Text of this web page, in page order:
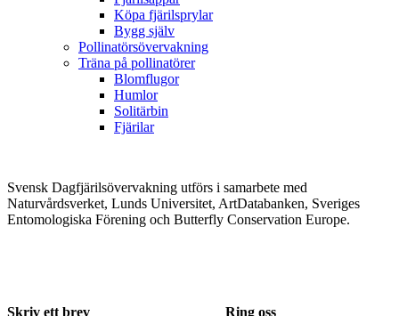
Köpa fjärilsprylar
Bygg själv
Pollinatörsövervakning
Träna på pollinatörer
Blomflugor
Humlor
Solitärbin
Fjärilar
Svensk Dagfjärilsövervakning utförs i samarbete med
Naturvårdsverket, Lunds Universitet, ArtDatabanken, Sveriges
Entomologiska Förening och Butterfly Conservation Europe.
Skriv ett brev Ring oss